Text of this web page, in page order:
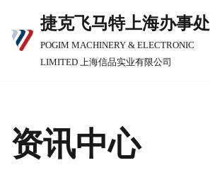
跳
捷克飞马特上海办事处
POGIM MACHINERY & ELECTRONIC
LIMITED 上海信品实业有限公司
资讯中心